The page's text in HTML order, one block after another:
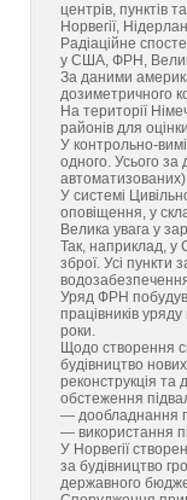
центрів, пунктів
Норвегії,
Радіаційне
у США, ФРН,
За даними
дозиметричного
На території
районів для
У контрольно-
одного. Усього за
У системі
оповіщення, у
Велика увага у
Так, наприклад, у
зброї. Усі
Уряд ФРН
працівників
роки.
Щодо створення
будівництво
реконструкція та
обстеження
— дообладнання
— використання
У Норвегії
за будівництво
державного